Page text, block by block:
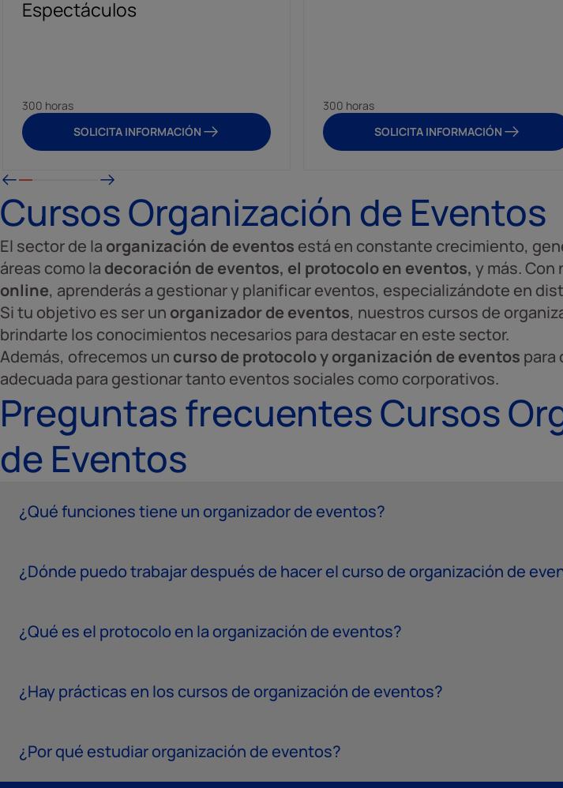
Espectáculos
300 horas
SOLICITA INFORMACIÓN
300 horas
SOLICITA INFORMACIÓN
Cursos Organización de Eventos
El sector de la organización de eventos está en constante crecimiento,
áreas como la decoración de eventos, el protocolo en eventos, y más. Con
online, aprenderás a gestionar y planificar eventos, especializándote en
Si tu objetivo es ser un organizador de eventos, nuestros cursos de
brindarte los conocimientos necesarios para destacar en este sector.
Además, ofrecemos un curso de protocolo y organización de eventos para
adecuada para gestionar tanto eventos sociales como corporativos.
Preguntas frecuentes Cursos
de Eventos
¿Qué funciones tiene un organizador de eventos?
¿Dónde puedo trabajar después de hacer el curso de organización de
¿Qué es el protocolo en la organización de eventos?
¿Hay prácticas en los cursos de organización de eventos?
¿Por qué estudiar organización de eventos?